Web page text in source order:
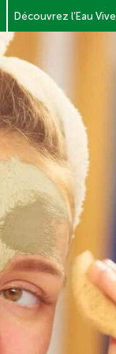
Découvrez l’Eau Vive